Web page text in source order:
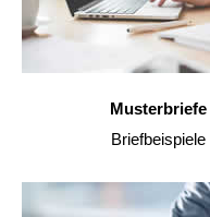
Musterbriefe
Briefbeispiele